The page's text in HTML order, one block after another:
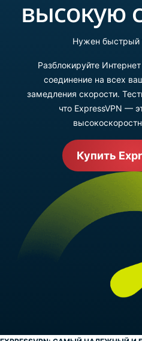
высокую
Нужен быстрый
Разблокируйте
соединение на всех
замедления скорости.
что ExpressVPN —
Купить